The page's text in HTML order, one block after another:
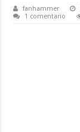
fanhammer
1 comentario